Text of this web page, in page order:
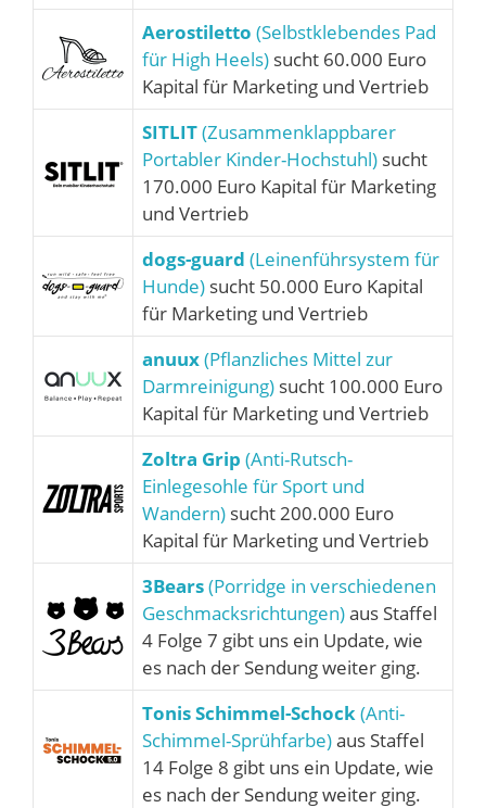
Aerostiletto (Selbstklebendes Pad
für High Heels) sucht 60.000 Euro
Kapital für Marketing und Vertrieb
SITLIT(Zusammenklappbarer
Portabler Kinder-Hochstuhl) sucht
170.000 Euro Kapital für Marketing
und Vertrieb
dogs-guard (Leinenführsystem für
Hunde) sucht 50.000 Euro Kapital
für Marketing und Vertrieb
anuux(Pflanzliches Mittel zur
Darmreinigung) sucht 100.000 Euro
Kapital für Marketing und Vertrieb
Zoltra Grip (Anti-Rutsch-
Einlegesohle für Sport und
Wandern) sucht 200.000 Euro
Kapital für Marketing und Vertrieb
3Bears(Porridge in verschiedenen
Geschmacksrichtungen)aus Staffel
4 Folge 7 gibt uns ein Update, wie
es nach der Sendung weiter ging.
Tonis Schimmel-Schock (Anti-
Schimmel-Sprühfarbe)aus Staffel
14 Folge 8 gibt uns ein Update, wie
es nach der Sendung weiter ging.